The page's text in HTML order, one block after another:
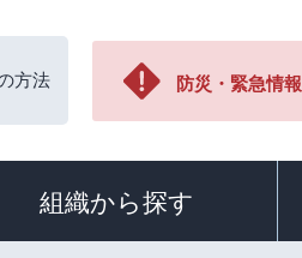
方法 防災・緊急情報
組織から探す